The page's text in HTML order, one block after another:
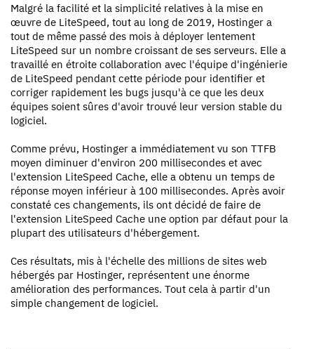
Malgré la facilité et la simplicité relatives à la mise en
œuvre de LiteSpeed, tout au long de 2019, Hostinger a
tout de même passé des mois à déployer lentement
LiteSpeed sur un nombre croissant de ses serveurs. Elle a
travaillé en étroite collaboration avec l'équipe d'ingénierie
de LiteSpeed pendant cette période pour identifier et
corriger rapidement les bugs jusqu'à ce que les deux
équipes soient sûres d'avoir trouvé leur version stable du
logiciel.
Comme prévu, Hostinger a immédiatement vu son TTFB
moyen diminuer d'environ 200 millisecondes et avec
l'extension LiteSpeed Cache, elle a obtenu un temps de
réponse moyen inférieur à 100 millisecondes. Après avoir
constaté ces changements, ils ont décidé de faire de
l'extension LiteSpeed Cache une option par défaut pour la
plupart des utilisateurs d'hébergement.
Ces résultats, mis à l'échelle des millions de sites web
hébergés par Hostinger, représentent une énorme
amélioration des performances. Tout cela à partir d'un
simple changement de logiciel.